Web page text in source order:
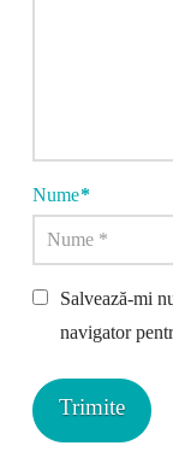
Nume*
Salvează-mi
navigator